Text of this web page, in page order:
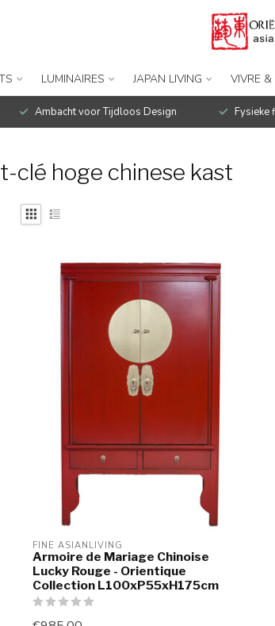
LUMINAIRES JAPAN LIVING VIVRE &
Ambacht voor Tijdloos Design Fysieke
clé hoge chinese kast
FINE ASIANLIVING
Armoire de Mariage Chinoise
Lucky Rouge - Orientique
Collection L100xP55xH175cm